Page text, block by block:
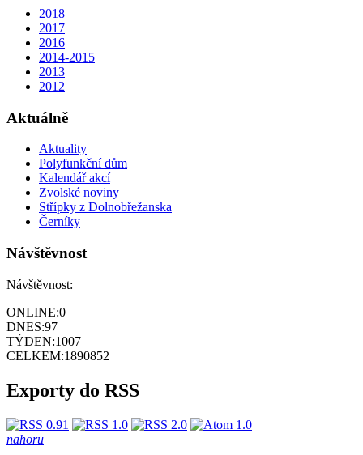
2018
2017
2016
2014-2015
2013
2012
Aktuálně
Aktuality
Polyfunkční dům
Kalendář akcí
Zvolské noviny
Střípky z Dolnobřežanska
Černíky
Návštěvnost
Návštěvnost:
ONLINE:0
DNES:97
TÝDEN:1007
CELKEM:1890852
Exporty do RSS
nahoru